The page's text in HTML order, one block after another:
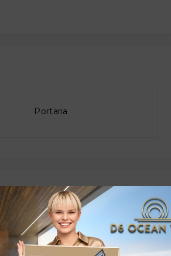
Portaria